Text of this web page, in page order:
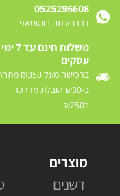
0525296608
דברו איתנו בווטסאפ
משלוח חינם עד 7 ימי
עסקים
ברכישה מעל ₪350
ב-₪30 הובלת מדרכה
ב₪250
מוצרים
דשנים